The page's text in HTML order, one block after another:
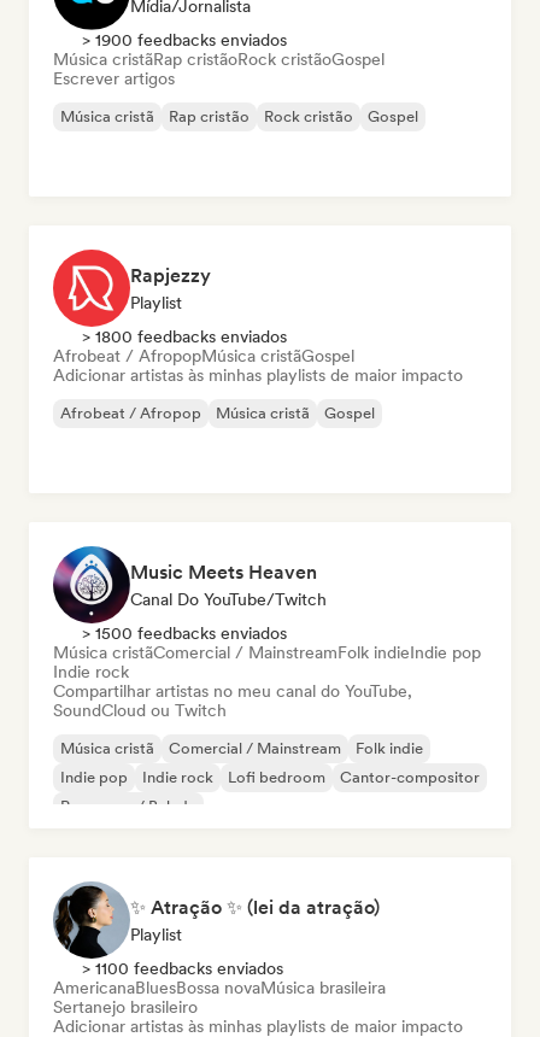
Mídia/Jornalista
> 1900 feedbacks enviados
Música cristãRap cristãoRock cristãoGospel
Escrever artigos
Música cristã Rap cristão Rock cristão Gospel
Rapjezzy
Playlist
> 1800 feedbacks enviados
Afrobeat / AfropopMúsica cristãGospel
Adicionar artistas às minhas playlists de maior impacto
Afrobeat / Afropop Música cristã Gospel
Music Meets Heaven
Canal Do YouTube/Twitch
> 1500 feedbacks enviados
Música cristãComercial / MainstreamFolk indieIndie pop
Indie rock
Compartilhar artistas no meu canal do YouTube,
SoundCloud ou Twitch
Música cristã Comercial / Mainstream
Folk indie
Indie pop
Indie rock Lofi bedroom
Cantor-compositor
Pop suave / Balada
✨ Atração ✨ (lei da atração)
Playlist
> 1100 feedbacks enviados
AmericanaBluesBossa novaMúsica brasileira
Sertanejo brasileiro
Adicionar artistas às minhas playlists de maior impacto